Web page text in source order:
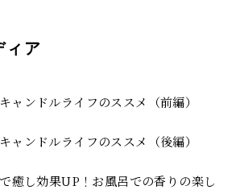
ィア
ンドルライフのススメ（前編）
ンドルライフのススメ（後編）
癒し効果UP！お風呂での香りの楽し